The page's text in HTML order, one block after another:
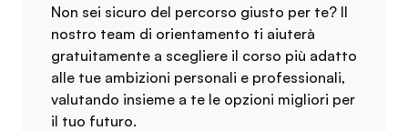
Non sei sicuro del percorso giusto per te? Il
nostro team di orientamento ti aiuterà
gratuitamente a scegliere il corso più adatto
alle tue ambizioni personali e professionali,
valutando insieme a te le opzioni migliori per
il tuo futuro.